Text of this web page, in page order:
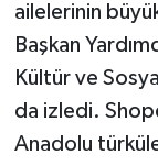
ailelerinin
Başkan
Kültür ve
da izledi.
Anadolu